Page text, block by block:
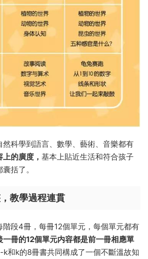
科學到語言、數學、藝術、音樂都有
的廣度， 基本上貼近生活和符合孩子
括了。
教學過程連貫
階段4冊，每冊12個單元，每個單元都有
一冊的12個單元内容都是前一冊相應單
k和k的8冊書共同構成了一個不斷溫故知